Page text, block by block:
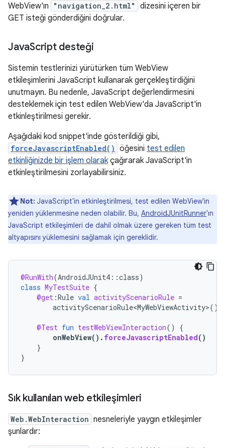
WebView'ın
"navigation_2.html"
dizesini içeren bir
GET isteği gönderdiğini doğrular.
JavaScript desteği
Sistemin testlerinizi yürütürken tüm WebView
etkileşimlerini JavaScript kullanarak gerçekleştirdiğini
unutmayın. Bu nedenle, JavaScript değerlendirmesini
desteklemek için test edilen WebView'da JavaScript'in
etkinleştirilmesi gerekir.
Aşağıdaki kod snippet'inde gösterildiği gibi,
forceJavascriptEnabled() öğesini test edilen
etkinliğinizde bir işlem olarakçağırarak JavaScript'in
etkinleştirilmesini zorlayabilirsiniz.
Not: JavaScript'in etkinleştirilmesi, test edilen WebView'in
yeniden yüklenmesine neden olabilir. Bu, AndroidJUnitRunner'ın
JavaScript etkileşimleri de dahil olmak üzere gereken tüm test
altyapısını yüklemesini sağlamak için gereklidir.
@RunWith(AndroidJUnit4 ::class)
class MyTestSuite {
@get :Rule val activityScenarioRule =
activityScenarioRule<MyWebViewActivity>()
@Test fun testWebViewInteraction()
{
onWebView(). forceJavascriptEnabled()
}
}
Sık kullanılan web etkileşimleri
Web.WebInteraction nesneleriyle yaygın etkileşimler
şunlardır: